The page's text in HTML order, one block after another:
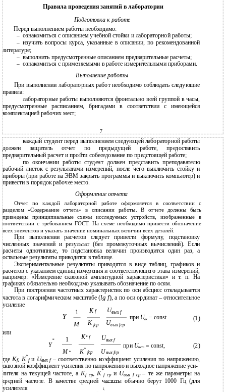
Правила проведения занятий в лаборатории
Подготовка к работе
Перед выполнением работы необходимо:
─ ознакомиться с описанием учебной стойки и лабораторной работы;
─
изучить вопросы курса, указанные в описании, по рекомендованной
литературе;
─ выполнить предусмотренные описанием предварительные расчеты;
─
ознакомиться с применяемыми в работе измерительными приборами.
Выполнение работы
При выполнении лабораторных работ необходимо соблюдать следующие
правила:
лабораторные работы выполняются фронтально всей группой в часы,
предусмотренные расписанием, бригадами в соответствии с имеющейся
комплектацией рабочих мест;
7
каждый студент перед выполнением следующей лабораторной работы
должен защитить отчет по предыдущей работе, предоставить
предварительный расчет и пройти собеседование по предстоящей работе;
по окончании работы студент должен представить преподавателю
рабочий листок с результатами измерений, после чего выключить стойку и
приборы (при работе на ЭВМ закрыть программы и выключить компьютер) и
привести в порядок рабочее место.
Оформление отчета
Отчет по каждой лабораторной работе оформляется в соответствии с
разделом «Содержание отчета» в описании работы. В отчете должны быть
приведены принципиальные схемы исследуемых устройств, изображенные в
соответствии с требованием ГОСТ. На схеме необходимо привести обозначение
всех элементов и указать значение номинальных величин всех деталей.
При выполнении расчетов следует привести формулу, подстановку
численных значений и результат (без промежуточных вычислений). Если
расчеты однотипные, то подстановка величин производится один раз, а
остальные результаты приводятся в таблице.
Экспериментальные результаты приводятся в виде таблиц, графиков и
расчетов с указанием единиц измерения и соответствующего этапа измерений,
например: «Измерение сквозной амплитудной характеристики» и т. п. На
графиках обязательно необходимо указывать обозначение по осям.
При построении частотных характеристик по оси абсцисс откладывается
частота в логарифмическом масштабе(lg f),а по оси ординат – относительное
усиление
Y
1 K f Uвых f
при Uвх =const (1)
M K fcp Uвых fcp
или
K*f Uвых f
Y
* 1
при Uист =const, (2)
M * K*
fcp Uвых fcp
где Kf, K*
fи Uвых f –соответственно коэффициент усиления по напряжению,
сквозной коэффициент усиления по напряжению и выходное напряжение уси-
лителя на текущей частоте, аKf ср,K*
f ср и Uвых f ср– те же параметры на
средней частоте. В качестве средней частоты обычно берут 1000 Гц (для
усилителя